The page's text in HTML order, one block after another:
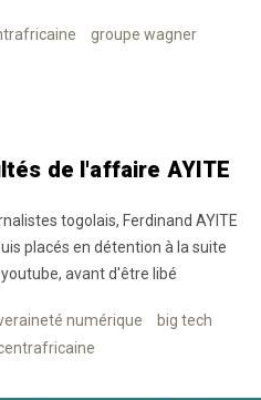
groupe wagner
de l'affaire AYITE
togolais, Ferdinand AYITE
placés en détention à la suite
avant d'être libé
numérique
big tech